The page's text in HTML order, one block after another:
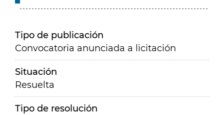
Tipo de publicación
Convocatoria anunciada a licitación
Situación
Resuelta
Tipo de resolución